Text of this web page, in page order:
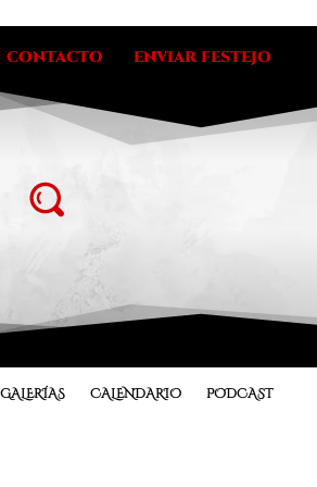
CONTACTO ENVIAR FESTEJO
GALERÍAS CALENDARIO PODCAST